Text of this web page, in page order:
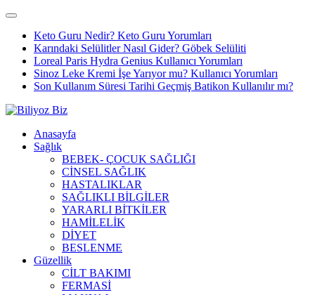
Keto Guru Nedir? Keto Guru Yorumları
Karındaki Selülitler Nasıl Gider? Göbek Selüliti
Loreal Paris Hydra Genius Kullanıcı Yorumları
Sinoz Leke Kremi İşe Yarıyor mu? Kullanıcı Yorumları
Son Kullanım Süresi Tarihi Geçmiş Batikon Kullanılır mı?
Anasayfa
Sağlık
BEBEK- ÇOCUK SAĞLIĞI
CİNSEL SAĞLIK
HASTALIKLAR
SAĞLIKLI BİLGİLER
YARARLI BİTKİLER
HAMİLELİK
DİYET
BESLENME
Güzellik
CİLT BAKIMI
FERMASİ